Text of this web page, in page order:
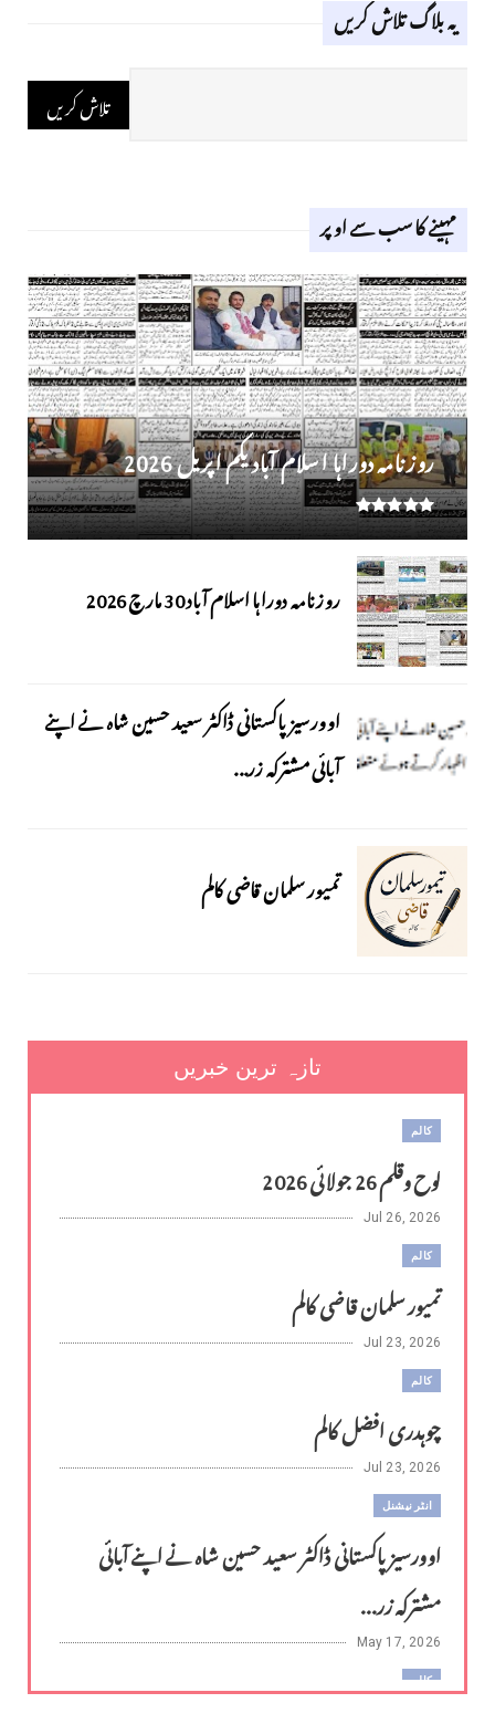
یہ بلاگ تلاش کریں
مہینے کا سب سے اوپر
روز نامہ دوراہا اسلام آباد یکم اپریل 2026
روزنامہ دوراہا اسلام آباد 30 مارچ 2026
اوورسیز پاکستانی ڈاکٹر سعید حسین شاہ نے اپنے
آبائی مشترکہ زر...
تمیور سلمان قاضی کالم
تازہ ترین خبریں
کالم
لوح وقلم 26 جولائی 2026
Jul 26, 2026
کالم
تمیور سلمان قاضی کالم
Jul 23, 2026
کالم
چوہدری افضل کالم
Jul 23, 2026
انٹر نیشنل
اوورسیز پاکستانی ڈاکٹر سعید حسین شاہ نے اپنے آبائی
مشترکہ زر...
May 17, 2026
کالم